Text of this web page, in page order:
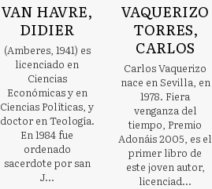
VAN HAVRE,
DIDIER
(Amberes, 1941) es
licenciado en
Ciencias
Económicas y en
Ciencias Políticas, y
doctor en Teología.
En 1984 fue
ordenado
sacerdote por san
J...
VAQUERIZO
TORRES,
CARLOS
Carlos Vaquerizo
nace en Sevilla, en
1978. Fiera
venganza del
tiempo, Premio
Adonáis 2005, es el
primer libro de
este joven autor,
licenciad...